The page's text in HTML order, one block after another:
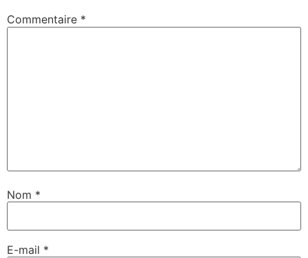
Commentaire *
Nom *
E-mail *